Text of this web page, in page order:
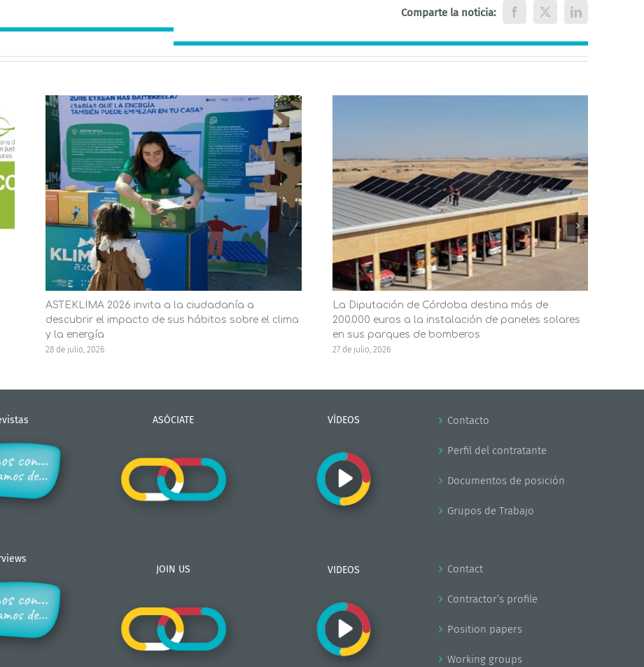
Comparte la noticia: Facebook
X LinkedIn
ASTEKLIMA 2026 invita a la ciudadanía a
descubrir el impacto de sus hábitos sobre el clima
y la energía
28 de julio, 2026
La Diputación de Córdoba destina más de
200.000 euros a la instalación de paneles solares
en sus parques de bomberos
27 de julio, 2026
ASÓCIATE
JOIN US
VÍDEOS
VIDEOS
Contacto
Perfil del contratante
Documentos de posición
Grupos de Trabajo
Contact
Contractor’s profile
Position papers
Working groups